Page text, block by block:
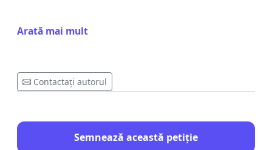
copilului la viață și codul muncii !
Asistenților personali, să fie lăsate nemodificate
Cerem autorităților să găsească resurse fără să le
Arată mai mult
Contactați autorul
Semnează această petiție